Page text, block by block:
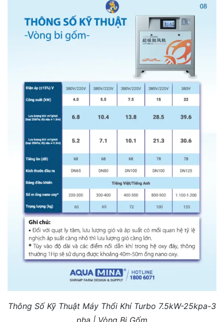
Thông Số Kỹ Thuật Máy Thổi Khí Turbo 7.5kW-25kpa-3